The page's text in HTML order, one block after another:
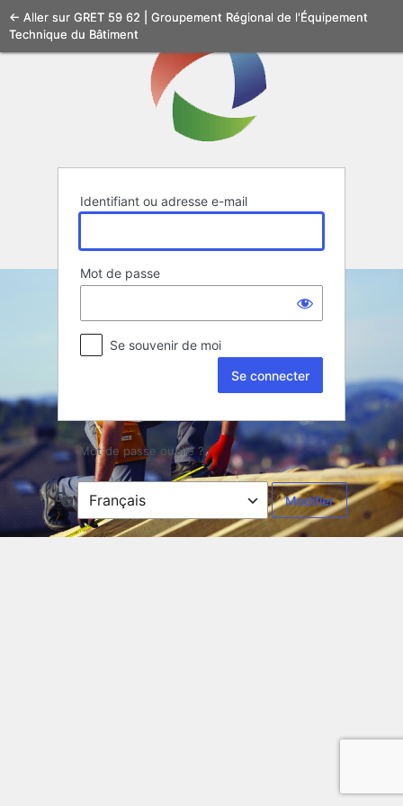
Se
connecter
Identifiant ou adresse e-mail
Mot de passe
Se souvenir de moi
Mot de passe oublié ?
← Aller sur GRET 59 62 | Groupement Régional de l'Équipement
Technique du Bâtiment
Langue